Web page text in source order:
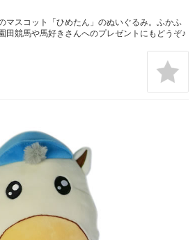
マスコット「ひめたん」のぬいぐるみ。ふかふ
田競馬や馬好きさんへのプレゼントにもどうぞ♪